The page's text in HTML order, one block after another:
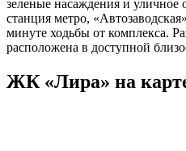
зеленые насаждения и
станция метро,
минуте ходьбы от комплекса.
расположена в доступной
ЖК «Лира» на